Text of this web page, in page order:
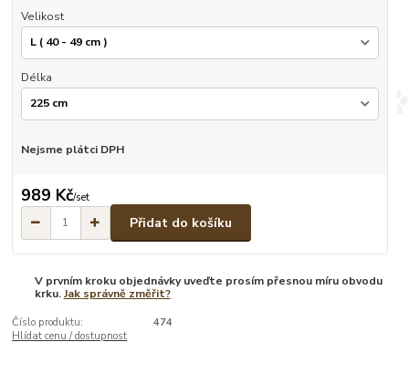
Velikost
Délka
Nejsme plátci DPH
989 Kč/set
Přidat do košíku
V prvním kroku objednávky uveďte prosím přesnou míru obvodu
krku.Jak správně změřit?
Číslo produktu:
474
Hlídat cenu / dostupnost